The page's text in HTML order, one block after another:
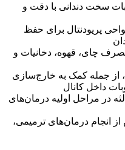
سخت دندانی با دقت و
پریودنتال برای حفظ
چای، قهوه، دخانیات و
از جمله کمک به خارج‌سازی
داخل کانال
در مراحل اولیه درمان‌های
انجام درمان‌های ترمیمی،